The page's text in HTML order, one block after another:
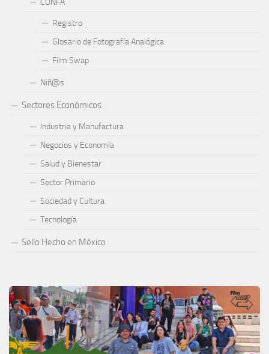
Registro
Glosario de Fotografía Analógica
Film Swap
Niñ@s
Sectores Económicos
Industria y Manufactura
Negocios y Economía
Salud y Bienestar
Sector Primario
Sociedad y Cultura
Tecnología
Sello Hecho en México